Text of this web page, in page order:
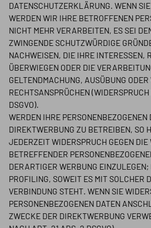
DATENSCHUTZERKLÄRUNG. WENN
WERDEN WIR IHRE BETROFFENEN
NICHT MEHR VERARBEITEN, ES SEI
ZWINGENDE SCHUTZWÜRDIGE
NACHWEISEN, DIE IHRE INTERESSEN,
ÜBERWIEGEN ODER DIE
GELTENDMACHUNG, AUSÜBUNG
RECHTSANSPRÜCHEN
DSGVO).
WERDEN IHRE
DIREKTWERBUNG ZU BETREIBEN, SO
JEDERZEIT WIDERSPRUCH GEGEN
BETREFFENDER
DERARTIGER WERBUNG
PROFILING, SOWEIT ES MIT SOLCHER
VERBINDUNG STEHT. WENN SIE
PERSONENBEZOGENEN DATEN
ZWECKE DER DIREKTWERBUNG